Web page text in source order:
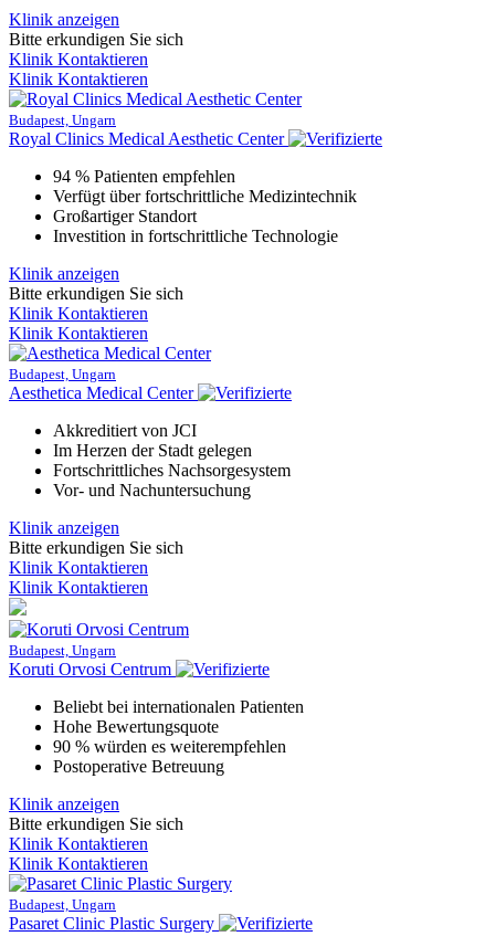
Klinik anzeigen
Bitte erkundigen Sie sich
Klinik Kontaktieren
Klinik Kontaktieren
Budapest, Ungarn
Royal Clinics Medical Aesthetic Center
94 % Patienten empfehlen
Verfügt über fortschrittliche Medizintechnik
Großartiger Standort
Investition in fortschrittliche Technologie
Klinik anzeigen
Bitte erkundigen Sie sich
Klinik Kontaktieren
Klinik Kontaktieren
Budapest, Ungarn
Aesthetica Medical Center
Akkreditiert von JCI
Im Herzen der Stadt gelegen
Fortschrittliches Nachsorgesystem
Vor- und Nachuntersuchung
Klinik anzeigen
Bitte erkundigen Sie sich
Klinik Kontaktieren
Klinik Kontaktieren
Budapest, Ungarn
Koruti Orvosi Centrum
Beliebt bei internationalen Patienten
Hohe Bewertungsquote
90 % würden es weiterempfehlen
Postoperative Betreuung
Klinik anzeigen
Bitte erkundigen Sie sich
Klinik Kontaktieren
Klinik Kontaktieren
Budapest, Ungarn
Pasaret Clinic Plastic Surgery